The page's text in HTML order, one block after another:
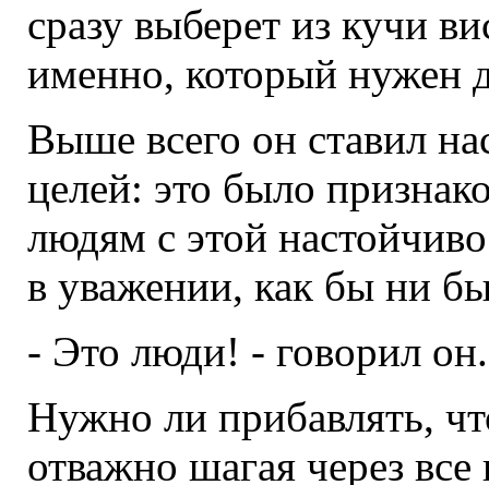
сразу выберет из кучи
именно, который нужен
Выше всего он ставил
целей: это было
людям с этой
в уважении, как бы ни
- Это люди! - говорил он.
Нужно ли прибавлять,
отважно шагая через все